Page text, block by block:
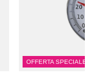
OFFERTA SPECIALE